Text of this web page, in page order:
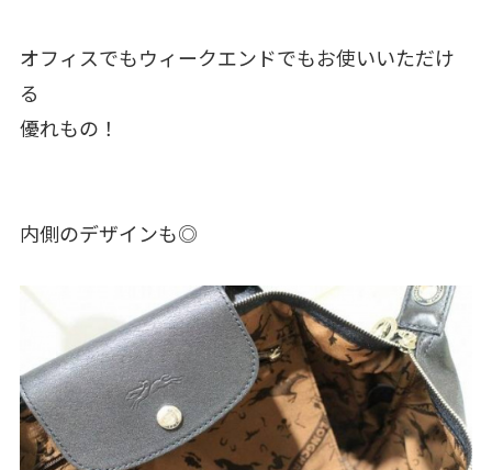
オフィスでもウィークエンドでもお使いいただけ
る
優れもの！
内側のデザインも◎